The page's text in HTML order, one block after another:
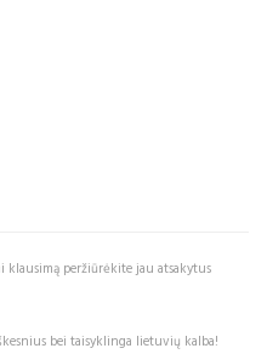
klausimą peržiūrėkite jau atsakytus
bei taisyklinga lietuvių kalba!